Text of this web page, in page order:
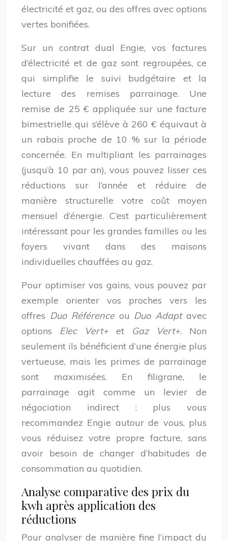
électricité et gaz, ou des offres avec options
vertes bonifiées.
Sur un contrat dual Engie, vos factures
d’électricité et de gaz sont regroupées, ce
qui simplifie le suivi budgétaire et la
lecture des remises parrainage. Une
remise de 25 € appliquée sur une facture
bimestrielle qui s’élève à 260 € équivaut à
un rabais proche de 10 % sur la période
concernée. En multipliant les parrainages
(jusqu’à 10 par an), vous pouvez lisser ces
réductions sur l’année et réduire de
manière structurelle votre coût moyen
mensuel d’énergie. C’est particulièrement
intéressant pour les grandes familles ou les
foyers vivant dans des maisons
individuelles chauffées au gaz.
Pour optimiser vos gains, vous pouvez par
exemple orienter vos proches vers les
offres Duo Référenceou Duo Adaptavec
options Elec Vert+ et Gaz Vert+. Non
seulement ils bénéficient d’une énergie plus
vertueuse, mais les primes de parrainage
sont maximisées. En filigrane, le
parrainage agit comme un levier de
négociation indirect : plus vous
recommandez Engie autour de vous, plus
vous réduisez votre propre facture, sans
avoir besoin de changer d’habitudes de
consommation au quotidien.
Analyse comparative des prix du
kwh après application des
réductions
Pour analyser de manière fine l’impact du